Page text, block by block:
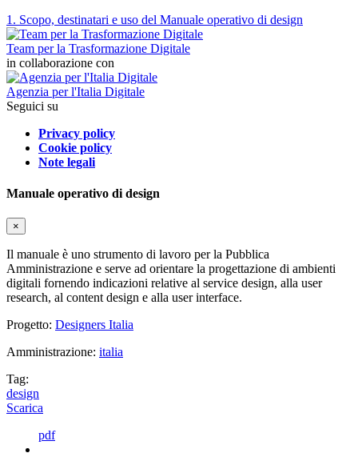
1. Scopo, destinatari e uso del Manuale operativo di design
Team per la Trasformazione Digitale
in collaborazione con
Agenzia per l'Italia Digitale
Seguici su
Privacy policy
Cookie policy
Note legali
Manuale operativo di design
×
Il manuale è uno strumento di lavoro per la Pubblica
Amministrazione e serve ad orientare la progettazione di ambienti
digitali fornendo indicazioni relative al service design, alla user
research, al content design e alla user interface.
Progetto: Designers Italia
Amministrazione: italia
Tag:
design
Scarica
pdf